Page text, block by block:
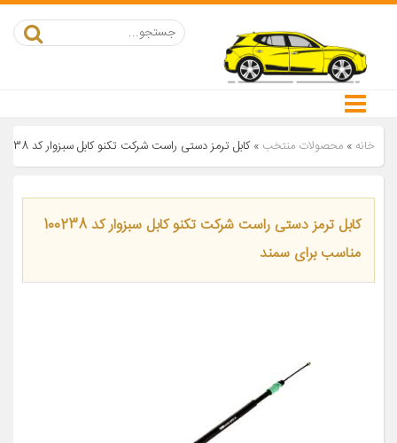
خانه » محصولات منتخب »کابل ترمز دستی راست شرکت تکنو کابل سبزوار کد 100238 مناسب برای سمند
کابل ترمز دستی راست شرکت تکنو کابل سبزوار کد 100238
مناسب برای سمند